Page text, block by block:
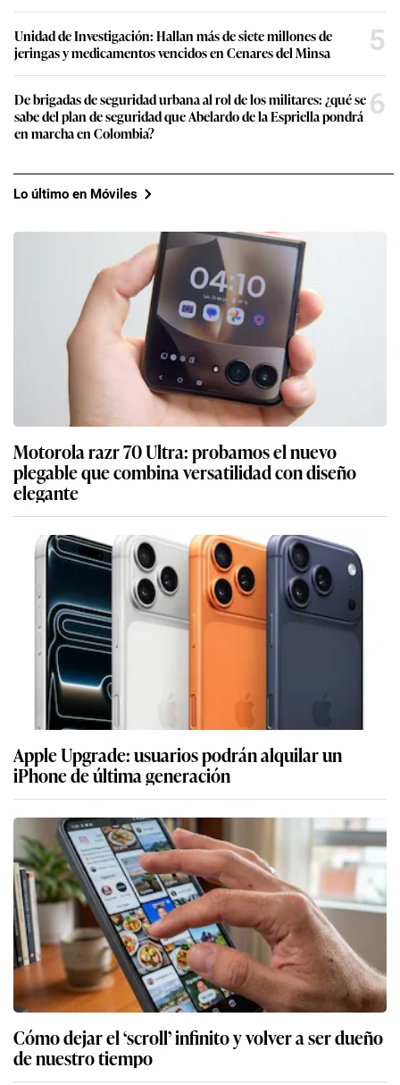
Unidad de Investigación: Hallan más de siete millones de
jeringas y medicamentos vencidos en Cenares del Minsa
5
De brigadas de seguridad urbana al rol de los militares: ¿qué se
sabe del plan de seguridad que Abelardo de la Espriella pondrá
en marcha en Colombia?
6
Lo último en Móviles
Motorola razr 70 Ultra: probamos el nuevo
plegable que combina versatilidad con diseño
elegante
Apple Upgrade: usuarios podrán alquilar un
iPhone de última generación
Cómo dejar el ‘scroll’ infinito y volver a ser dueño
de nuestro tiempo